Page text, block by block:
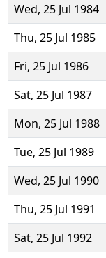
Wed, 25 Jul 1984
Thu, 25 Jul 1985
Fri, 25 Jul 1986
Sat, 25 Jul 1987
Mon, 25 Jul 1988
Tue, 25 Jul 1989
Wed, 25 Jul 1990
Thu, 25 Jul 1991
Sat, 25 Jul 1992